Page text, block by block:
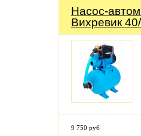
Насос-
Вихревик
9 750 руб